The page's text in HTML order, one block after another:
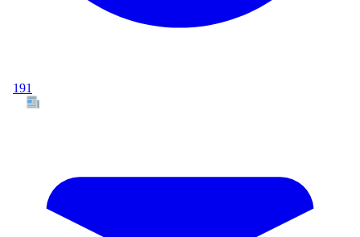
191